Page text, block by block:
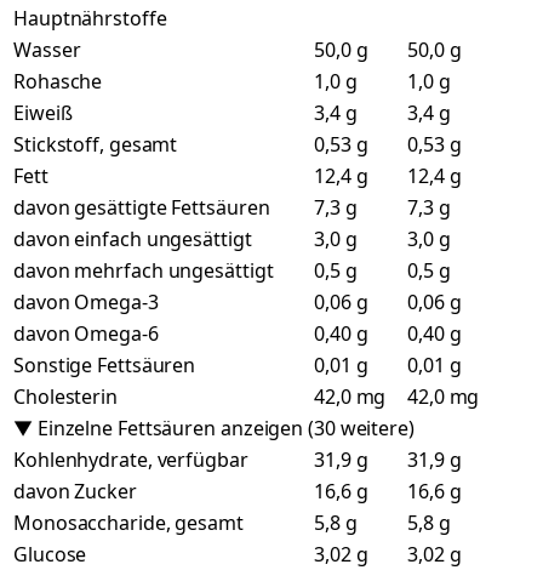
Hauptnährstoffe
Wasser
50,0 g
50,0 g
Rohasche
1,0 g
1,0 g
Eiweiß
3,4 g
3,4 g
Stickstoff, gesamt
0,53 g
0,53 g
Fett
12,4 g
12,4 g
davon gesättigte Fettsäuren
7,3 g
7,3 g
davon einfach ungesättigt
3,0 g
3,0 g
davon mehrfach ungesättigt
0,5 g
0,5 g
davon Omega-3
0,06 g
0,06 g
davon Omega-6
0,40 g
0,40 g
Sonstige Fettsäuren
0,01 g
0,01 g
Cholesterin
42,0 mg
42,0 mg
▼ Einzelne Fettsäuren anzeigen (30 weitere)
Kohlenhydrate, verfügbar
31,9 g
31,9 g
davon Zucker
16,6 g
16,6 g
Monosaccharide, gesamt
5,8 g
5,8 g
Glucose
3,02 g
3,02 g